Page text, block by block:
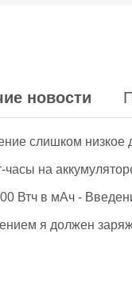
новости
слишком
часы на
Втч в мАч -
я должен